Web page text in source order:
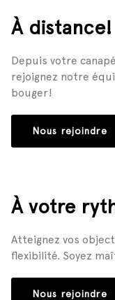
À distance!
Depuis votre
rejoignez notre
bouger!
Nous rejoindre
À votre
Atteignez vos
flexibilité. Soyez
Nous rejoindre